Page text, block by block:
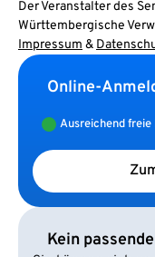
Der Veranstalter des
Württembergische
Impressum &
Online-
Ausreichend
Kein